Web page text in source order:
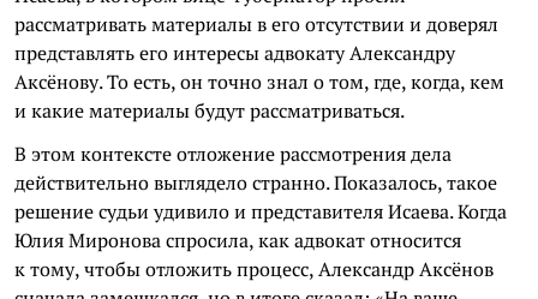
рассматривать материалы в его отсутствии и доверял
представлять его интересы адвокату Александру
Аксёнову. То есть, он точно знал о том, где, когда, кем
и какие материалы будут рассматриваться.
В этом контексте отложение рассмотрения дела
действительно выглядело странно. Показалось, такое
решение судьи удивило и представителя Исаева. Когда
Юлия Миронова спросила, как адвокат относится
к тому, чтобы отложить процесс, Александр Аксёнов